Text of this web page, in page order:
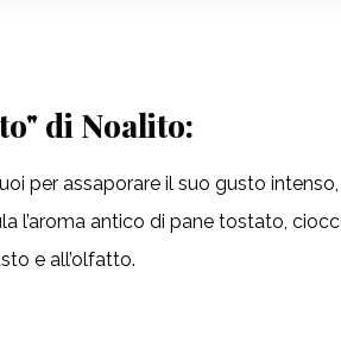
di Noalito:
per assaporare il suo gusto
l’aroma antico di pane tostato,
e all’olfatto.